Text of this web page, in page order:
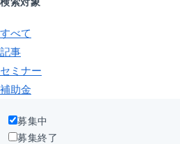
すべて
記事
セミナー
補助金
募集中
募集終了